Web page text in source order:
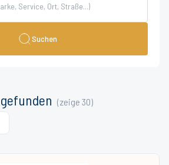
Suchen
gefunden (zeige 30)